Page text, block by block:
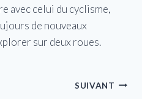
avec celui du cyclisme,
de nouveaux
sur deux roues.
SUIVANT